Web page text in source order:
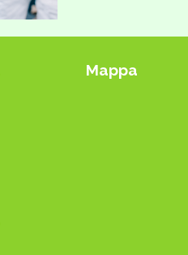
Mappa